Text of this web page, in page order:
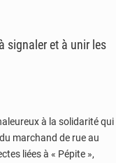
signaler et à unir les
à la solidarité qui
marchand de rue au
liées à « Pépite »,